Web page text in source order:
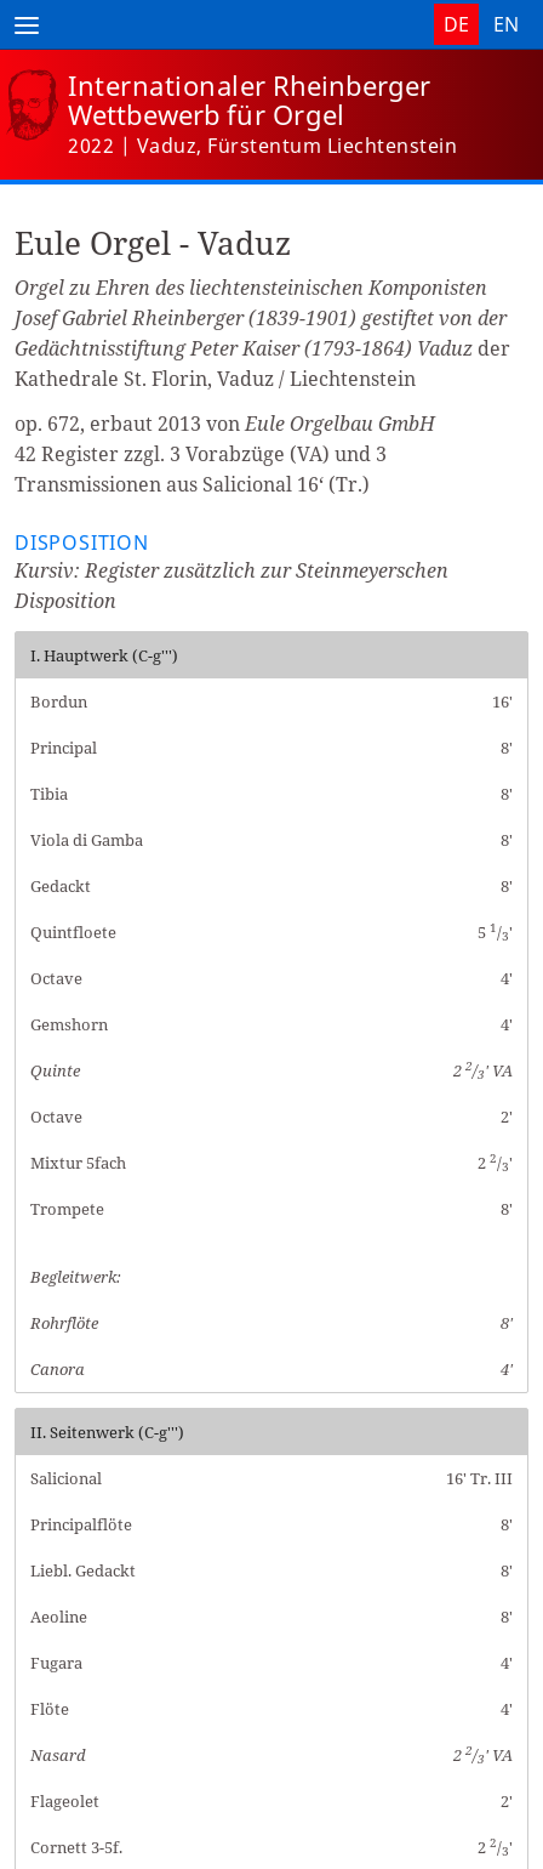
DE EN
Internationaler Rheinberger
Wettbewerbfür Orgel
2022 | Vaduz, Fürstentum Liechtenstein
Eule Orgel - Vaduz
Orgel zu Ehren des liechtensteinischen Komponisten
Josef Gabriel Rheinberger (1839-1901) gestiftet von der
Gedächtnisstiftung Peter Kaiser (1793-1864) Vaduz der
Kathedrale St. Florin, Vaduz / Liechtenstein
op. 672, erbaut 2013 vonEule Orgelbau GmbH
42 Register zzgl. 3 Vorabzüge (VA) und 3
Transmissionen aus Salicional 16‘ (Tr.)
DISPOSITION
Kursiv: Register zusätzlich zur Steinmeyerschen
Disposition
I. Hauptwerk (C-g''')
Bordun 16'
Principal 8'
Tibia 8'
Viola di Gamba 8'
Gedackt 8'
Quintfloete 5 1/3'
Octave 4'
Gemshorn 4'
Quinte 2 2/3' VA
Octave 2'
Mixtur 5fach 2 2/3'
Trompete 8'
Begleitwerk:
Rohrflöte 8'
Canora 4'
II. Seitenwerk (C-g''')
Salicional 16' Tr. III
Principalflöte 8'
Liebl. Gedackt 8'
Aeoline 8'
Fugara 4'
Flöte 4'
Nasard 2 2/3' VA
Flageolet 2'
Cornett 3-5f. 2 2/3'